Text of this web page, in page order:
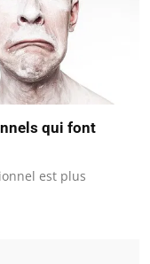
qui font
est plus